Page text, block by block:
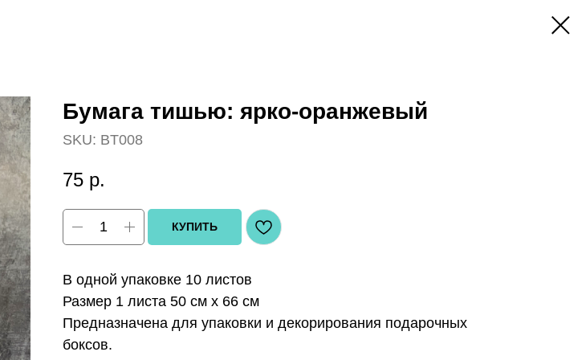
Бумага тишью: ярко-оранжевый
SKU: BT008
75 р.
КУПИТЬ
В одной упаковке 10 листов
Размер 1 листа 50 см х 66 см
Предназначена для упаковки и декорирования подарочных
боксов.